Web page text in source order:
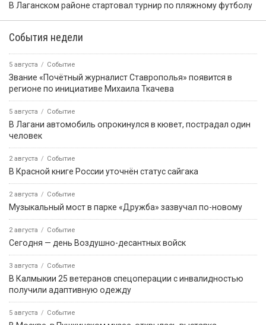
В Лаганском районе стартовал турнир по пляжному футболу
События недели
5 августа Событие
Звание «Почётный журналист Ставрополья» появится в
регионе по инициативе Михаила Ткачева
5 августа Событие
В Лагани автомобиль опрокинулся в кювет, пострадал один
человек
2 августа Событие
В Красной книге России уточнён статус сайгака
2 августа Событие
Музыкальный мост в парке «Дружба» зазвучал по-новому
2 августа Событие
Сегодня — день Воздушно-десантных войск
3 августа Событие
В Калмыкии 25 ветеранов спецоперации с инвалидностью
получили адаптивную одежду
5 августа Событие